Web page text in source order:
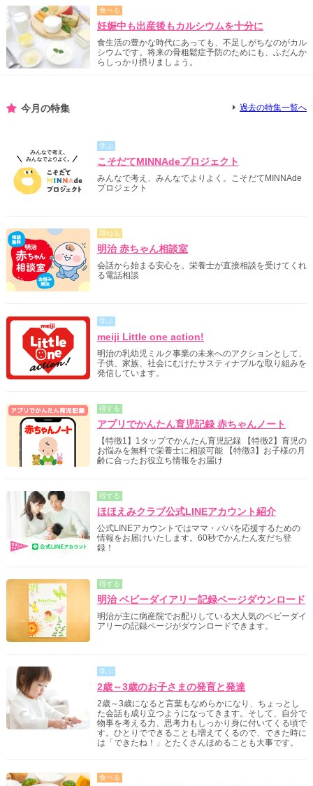
食べる
妊娠中も出産後もカルシウムを十分に
食生活の豊かな時代にあっても、不足しがちなのがカル
シウムです。将来の骨粗鬆症予防のためにも、ふだんか
らしっかり摂りましょう。
今月の特集 過去の特集一覧へ
学ぶ
こそだてMINNAdeプロジェクト
みんなで考え、みんなでよりよく。こそだてMINNAde
プロジェクト
尋ねる
明治 赤ちゃん相談室
会話から始まる安心を。栄養士が直接相談を受けてくれ
る電話相談
学ぶ
meiji Little one action!
明治の乳幼児ミルク事業の未来へのアクションとして、
子供、家族、社会にむけたサスティナブルな取り組みを
発信しています。
得する
アプリでかんたん育児記録 赤ちゃんノート
【特徴1】1タップでかんたん育児記録 【特徴2】育児の
お悩みを無料で栄養士に相談可能 【特徴3】お子様の月
齢に合ったお役立ち情報をお届け
得する
ほほえみクラブ公式LINEアカウント紹介
公式LINEアカウントではママ・パパを応援するための
情報をお届けいたします。60秒でかんたん友だち登
録！
得する
明治 ベビーダイアリー記録ページダウンロード
明治が主に病産院でお配りしている大人気のベビーダイ
アリーの記録ページがダウンロードできます。
学ぶ
2歳～3歳のお子さまの発育と発達
2歳～3歳になると言葉もなめらかになり、ちょっとし
た会話も成り立つようになってきます。そして、自分で
物事を考える力、思考力もしっかり身に付いてくる頃で
す。ひとりでできることも増えてくるので、できた時に
は「できたね！」とたくさんほめることも大事です。
食べる